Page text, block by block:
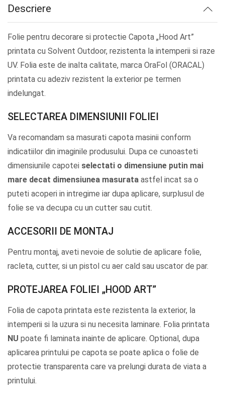
Descriere
Folie pentru decorare si protectie Capota „Hood Art”
printata cu Solvent Outdoor, rezistenta la intemperii si raze
UV. Folia este de inalta calitate, marca OraFol (ORACAL)
printata cu adeziv rezistent la exterior pe termen
indelungat.
SELECTAREA DIMENSIUNII FOLIEI
Va recomandam sa masurati capota masinii conform
indicatiilor din imaginile produsului. Dupa ce cunoasteti
dimensiunile capotei selectati o dimensiune putin mai
mare decat dimensiunea masurata astfel incat sa o
puteti acoperi in intregime iar dupa aplicare, surplusul de
folie se va decupa cu un cutter sau cutit.
ACCESORII DE MONTAJ
Pentru montaj, aveti nevoie de solutie de aplicare folie,
racleta, cutter, si un pistol cu aer cald sau uscator de par.
PROTEJAREA FOLIEI „HOOD ART”
Folia de capota printata este rezistenta la exterior, la
intemperii si la uzura si nu necesita laminare. Folia printata
NU poate fi laminata inainte de aplicare. Optional, dupa
aplicarea printului pe capota se poate aplica o folie de
protectie transparenta care va prelungi durata de viata a
printului.